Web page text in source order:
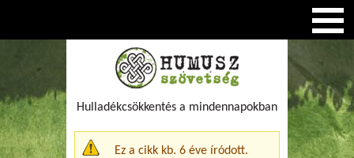
Hulladékcsökkentés a mindennapokban
Figyelmeztető üzenet
Ez a cikk kb. 6 éve íródott.